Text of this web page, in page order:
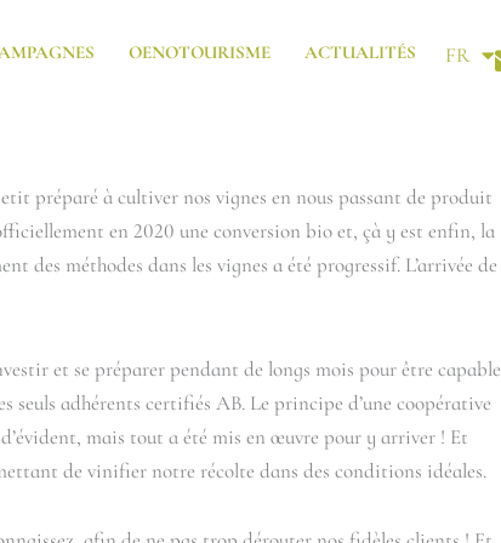
OENOTOURISME ACTUALITÉS FR
EN
préparé à cultiver nos vignes en nous passant de produit
en 2020 une conversion bio et, çà y est enfin, la
des méthodes dans les vignes a été progressif. L’arrivée de
et se préparer pendant de longs mois pour être capable
adhérents certifiés AB. Le principe d’une coopérative
mais tout a été mis en œuvre pour y arriver ! Et
de vinifier notre récolte dans des conditions idéales.